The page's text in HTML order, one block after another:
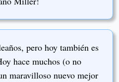
pero hoy también es
hace muchos (o no
maravilloso nuevo mejor